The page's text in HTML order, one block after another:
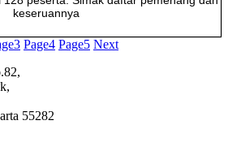
keseruannya
3 Page4 Page5 Next
55282